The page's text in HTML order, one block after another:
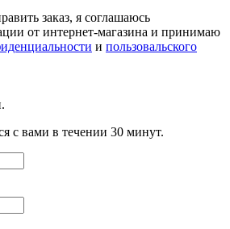
заказ, я соглашаюсь
от интернет-магазина и принимаю
и пользовальского
с вами в течении 30 минут.